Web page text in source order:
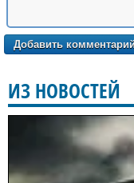
ИЗ НОВОСТЕЙ